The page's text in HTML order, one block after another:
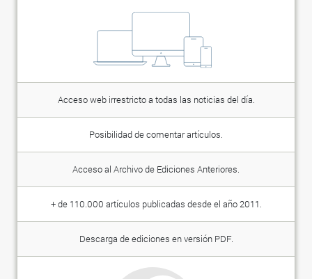
Acceso web irrestricto a todas las noticias del día.
Posibilidad de comentar artículos.
Acceso al Archivo de Ediciones Anteriores.
+ de 110.000 artículos publicadas desde el año 2011.
Descarga de ediciones en versión PDF.